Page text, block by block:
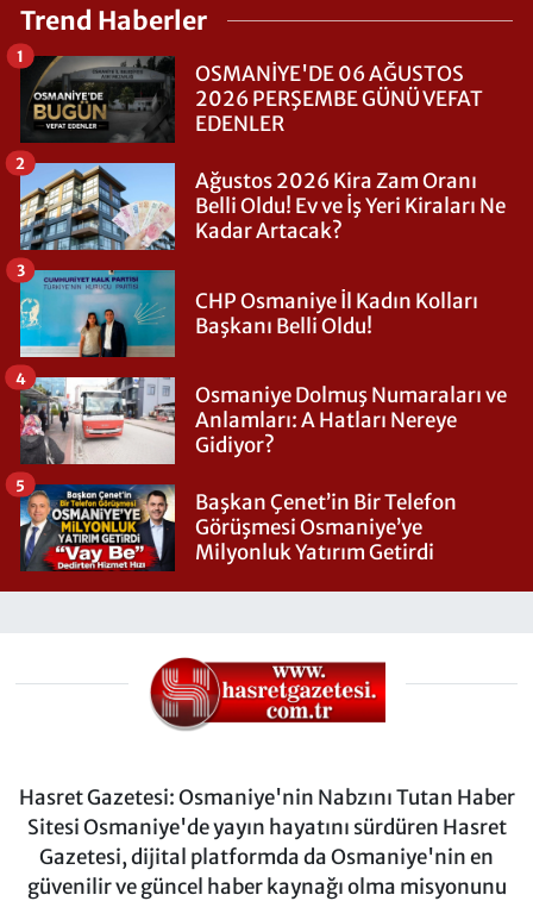
Trend Haberler
OSMANİYE'DE 06 AĞUSTOS
2026 PERŞEMBE GÜNÜ VEFAT
EDENLER
1
Ağustos 2026 Kira Zam Oranı
Belli Oldu! Ev ve İş Yeri Kiraları Ne
Kadar Artacak?
2
CHP Osmaniye İl Kadın Kolları
Başkanı Belli Oldu!
3
Osmaniye Dolmuş Numaraları ve
Anlamları: A Hatları Nereye
Gidiyor?
4
Başkan Çenet’in Bir Telefon
Görüşmesi Osmaniye’ye
Milyonluk Yatırım Getirdi
5
Hasret Gazetesi: Osmaniye'nin Nabzını Tutan Haber
Sitesi Osmaniye'de yayın hayatını sürdüren Hasret
Gazetesi, dijital platformda da Osmaniye'nin en
güvenilir ve güncel haber kaynağı olma misyonunu